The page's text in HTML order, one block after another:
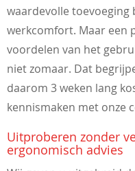
waardevolle
werkcomfort. Maar een
voordelen van het
niet zomaar. Dat
daarom 3 weken lang
kennismaken met onze
Uitproberen zonder
ergonomisch advies